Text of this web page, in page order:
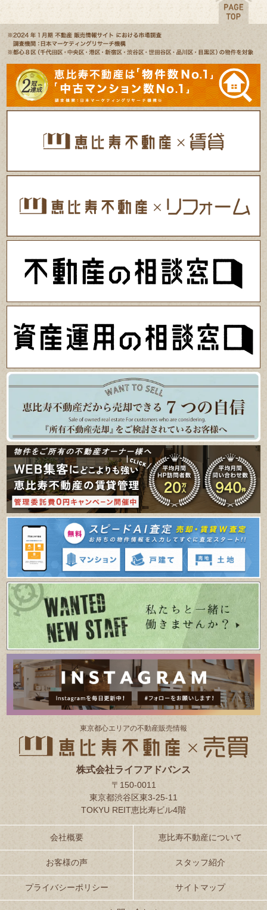
東京都⼼エリアの不動産販売情報
株式会社ライフアドバンス
〒150-0011
東京都渋谷区東3-25-11
TOKYU REIT恵比寿ビル4階
会社概要 恵比寿不動産について
お客様の声 スタッフ紹介
プライバシーポリシー サイトマップ